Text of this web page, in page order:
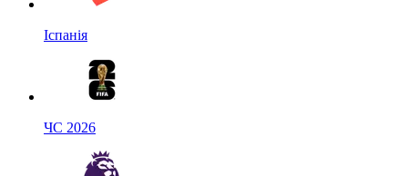
Іспанія
ЧС 2026